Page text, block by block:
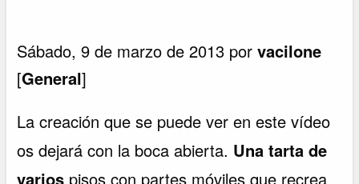
Sábado, 9 de marzo de 2013 porvacilone
[General]
La creación que se puede ver en este vídeo
os dejará con la boca abierta. Una tarta de
varios pisos con partes móviles que recrea